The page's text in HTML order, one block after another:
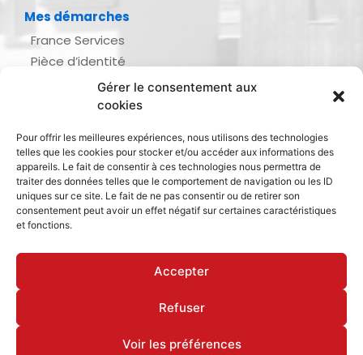
Gérer le consentement aux
cookies
Pour offrir les meilleures expériences, nous utilisons des technologies
telles que les cookies pour stocker et/ou accéder aux informations des
appareils. Le fait de consentir à ces technologies nous permettra de
traiter des données telles que le comportement de navigation ou les ID
uniques sur ce site. Le fait de ne pas consentir ou de retirer son
consentement peut avoir un effet négatif sur certaines caractéristiques
et fonctions.
Accepter
Refuser
Voir les préférences
Mes démarches
France Services
Pièce d’identité
Demande d’actes d’état civil
Inscription listes électorales
Recensement militaire
Le journal de ma ville
Gestion des déchets
Mentions légales & politique de confidentialité
Déclaration d’accessibilité